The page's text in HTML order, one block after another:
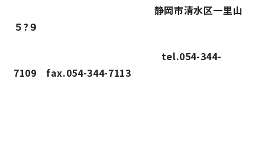
静岡市清水区一里山
５?９
tel.054-344-
7109 fax.054-344-7113